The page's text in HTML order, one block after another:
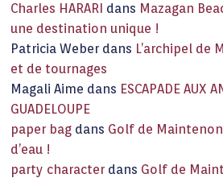
Charles HARARI dans Mazagan
une destination unique !
Patricia Weber dans L’archipel de
et de tournages
Magali Aime dans ESCAPADE AUX
GUADELOUPE
paper bag dans Golf de Maintenon
d’eau !
party character dans Golf de